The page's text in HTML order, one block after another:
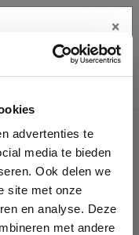
advertenties te
media te bieden
Ook delen we
site met onze
en analyse. Deze
met andere
×
de fout te melden